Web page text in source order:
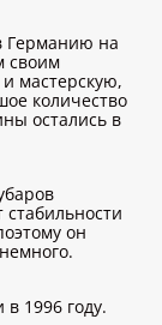
Германию на
своим
мастерскую,
количество
остались в
он
1996 году.